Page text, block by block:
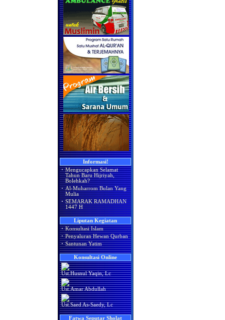
Informasi!
· Mengucapkan Selamat
Tahun Baru Hijriyah,
Bolehkah?
· Al-Muharrom Bulan Yang
Mulia
· SEMARAK RAMADHAN
1447 H
Liputan Kegiatan
· Konsultasi Islam
· Penyaluran Hewan Qurban
· Santunan Yatim
Konsultasi Online
Ust.Husnul Yaqin, Lc
Ust.Amar Abdullah
Ust.Saed As-Saedy, Lc
Fatwa Seputar Sholat